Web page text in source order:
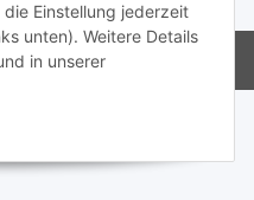
Einstellung jederzeit
unten). Weitere Details
in unserer
JTL-Shop